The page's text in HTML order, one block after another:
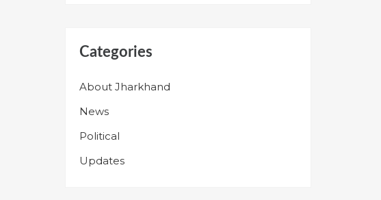
Categories
About Jharkhand
News
Political
Updates